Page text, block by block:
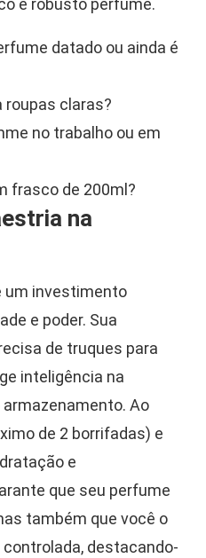
e robusto perfume.
datado ou ainda é
roupas claras?
no trabalho ou em
frasco de 200ml?
na
um investimento
e poder. Sua
de truques para
inteligência na
Ao
de 2 borrifadas) e
e
que seu perfume
também que você o
destacando-